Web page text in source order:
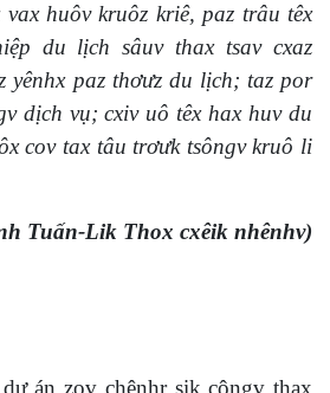
huôv kruôz kriê, paz trâu têx
du lịch sâuv thax tsav cxaz
yênhx paz thơưz du lịch; taz por
dịch vụ; cxiv uô têx hax huv du
cov tax tâu trơưk tsôngv kruô li
Tuấn-Lik Thox cxêik nhênhv)